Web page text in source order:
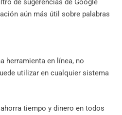
de sugerencias de Google
aún más útil sobre palabras
herramienta en línea, no
utilizar en cualquier sistema
tiempo y dinero en todos